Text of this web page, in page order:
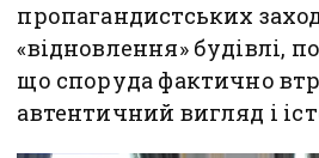
пропагандистських
«відновлення» будівлі,
що споруда фактично
автентичний вигляд і